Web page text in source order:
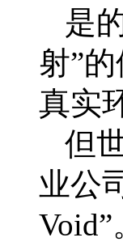
是
射”
真实
但
业公